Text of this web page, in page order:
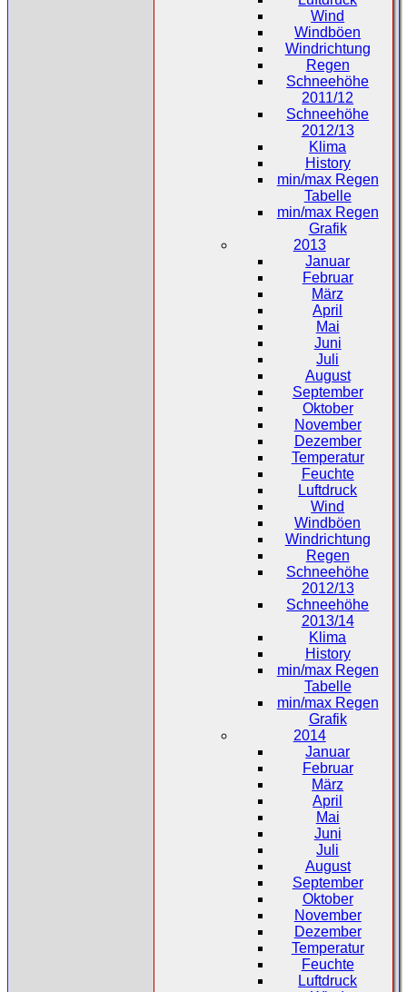
Wind
Windböen
Windrichtung
Regen
Schneehöhe
2011/12
Schneehöhe
2012/13
Klima
History
min/max Regen
Tabelle
min/max Regen
Grafik
2013
Januar
Februar
März
April
Mai
Juni
Juli
August
September
Oktober
November
Dezember
Temperatur
Feuchte
Luftdruck
Wind
Windböen
Windrichtung
Regen
Schneehöhe
2012/13
Schneehöhe
2013/14
Klima
History
min/max Regen
Tabelle
min/max Regen
Grafik
2014
Januar
Februar
März
April
Mai
Juni
Juli
August
September
Oktober
November
Dezember
Temperatur
Feuchte
Luftdruck